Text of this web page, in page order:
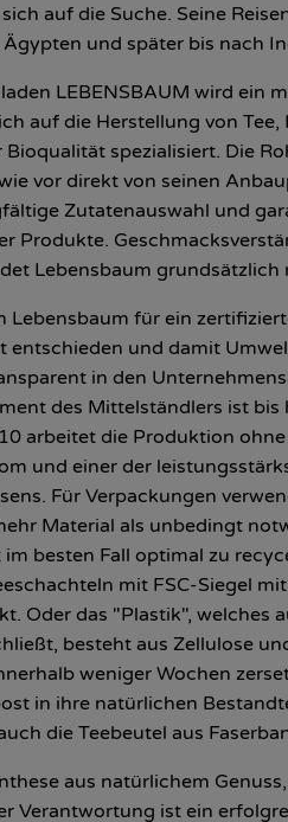
auf die Suche. Seine
und später bis nach
LEBENSBAUM wird ein
auf die Herstellung von Tee,
spezialisiert. Die
vor direkt von seinen
Zutatenauswahl und
Produkte.
Lebensbaum
Lebensbaum für ein
entschieden und damit
in den
des Mittelständlers ist bis
arbeitet die Produktion
und einer der
Für Verpackungen
Material als unbedingt
besten Fall optimal zu
mit FSC-Siegel
Oder das "Plastik", welches
besteht aus Zellulose
weniger Wochen
in ihre natürlichen
die Teebeutel aus
aus natürlichem
Verantwortung ist ein